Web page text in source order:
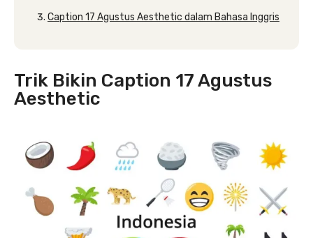
Caption 17 Agustus Aesthetic dalam Bahasa Inggris
Trik Bikin Caption 17 Agustus
Aesthetic